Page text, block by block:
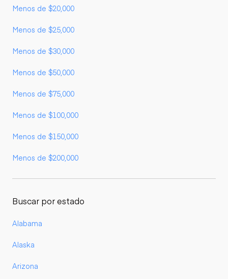
Menos de $20,000
Menos de $25,000
Menos de $30,000
Menos de $50,000
Menos de $75,000
Menos de $100,000
Menos de $150,000
Menos de $200,000
Buscar por estado
Alabama
Alaska
Arizona